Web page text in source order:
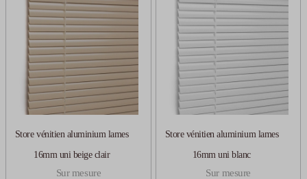
Store vénitien aluminium lames
16mm uni beige clair
Sur mesure
Store vénitien aluminium lames
16mm uni blanc
Sur mesure